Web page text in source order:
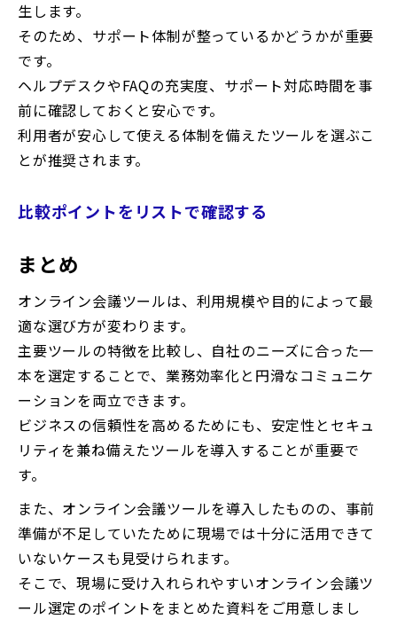
生します。
そのため、サポート体制が整っているかどうかが重要
です。
ヘルプデスクやFAQの充実度、サポート対応時間を事
前に確認しておくと安心です。
利用者が安心して使える体制を備えたツールを選ぶこ
とが推奨されます。
比較ポイントをリストで確認する
まとめ
オンライン会議ツールは、利用規模や目的によって最
適な選び方が変わります。
主要ツールの特徴を比較し、自社のニーズに合った一
本を選定することで、業務効率化と円滑なコミュニケ
ーションを両立できます。
ビジネスの信頼性を高めるためにも、安定性とセキュ
リティを兼ね備えたツールを導入することが重要で
す。
また、オンライン会議ツールを導入したものの、事前
準備が不足していたために現場では十分に活用できて
いないケースも見受けられます。
そこで、現場に受け入れられやすいオンライン会議ツ
ール選定のポイントをまとめた資料をご用意しまし